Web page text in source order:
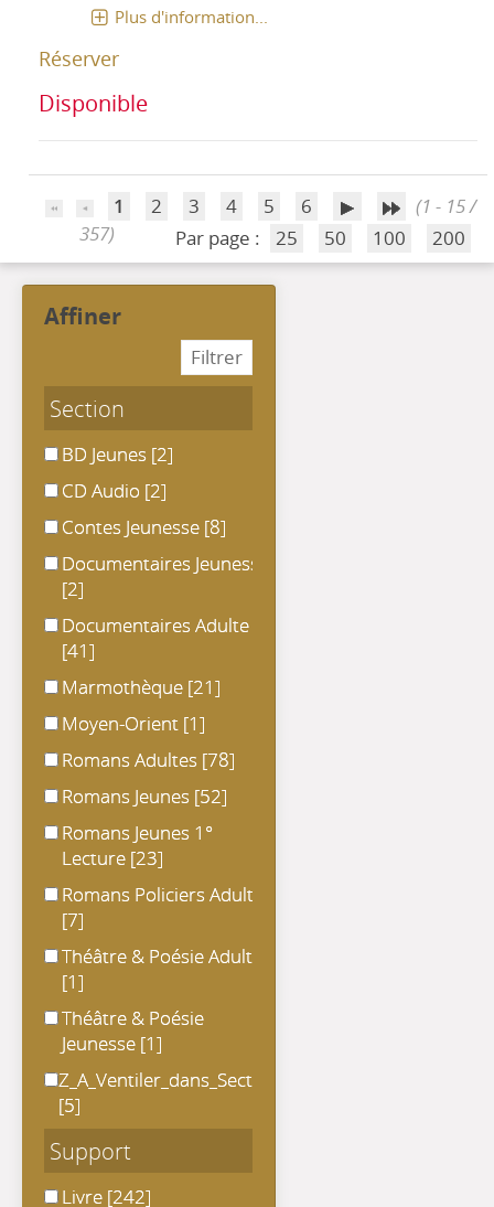
Plus d'information...
Réserver
Disponible
1 2 3 4 5 6
(1 - 15 /
357)
Par page : 25 50 100 200
affiner
Section
BD Jeunes
BD Jeunes [2]
CD Audio
CD Audio [2]
Contes Jeunesse
Contes Jeunesse [8]
Documentaires Jeunesse
Documentaires Jeunesse
[2]
Documentaires Adulte
Documentaires Adulte
[41]
Marmothèque
Marmothèque [21]
Moyen-Orient
Moyen-Orient [1]
Romans Adultes
Romans Adultes [78]
Romans Jeunes
Romans Jeunes [52]
Romans Jeunes 1° Lecture
Romans Jeunes 1°
Lecture [23]
Romans Policiers Adultes
Romans Policiers Adultes
[7]
Théâtre & Poésie Adulte
Théâtre & Poésie Adulte
[1]
Théâtre & Poésie Jeunesse
Théâtre & Poésie
Jeunesse [1]
Z_A_Ventiler_dans_Section
Z_A_Ventiler_dans_Section
[5]
Support
LivreLivre [242]